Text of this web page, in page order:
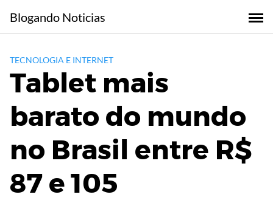
content
Blogando Noticias
TECNOLOGIA E INTERNET
Tablet mais
barato do mundo
no Brasil entre R$
87 e 105